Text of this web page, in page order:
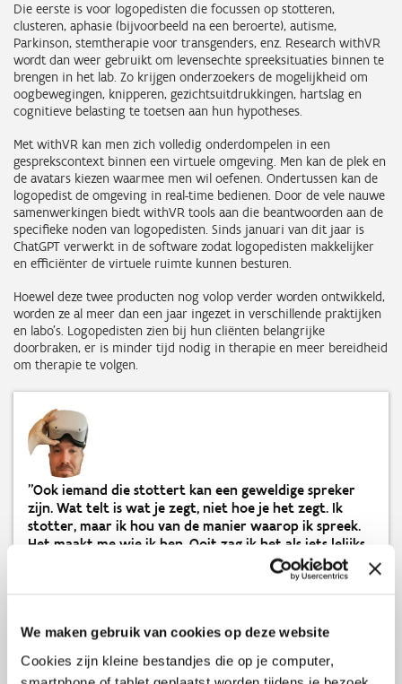
We maken gebruik van cookies op deze website
Cookies zijn kleine bestandjes die op je computer,
Die eerste is voor logopedisten die focussen op stotteren,
clusteren, aphasie (bijvoorbeeld na een beroerte), autisme,
Parkinson, stemtherapie voor transgenders, enz. Research withVR
wordt dan weer gebruikt om levensechte spreeksituaties binnen te
brengen in het lab. Zo krijgen onderzoekers de mogelijkheid om
oogbewegingen, knipperen, gezichtsuitdrukkingen, hartslag en
cognitieve belasting te toetsen aan hun hypotheses.
Met withVR kan men zich volledig onderdompelen in een
gesprekscontext binnen een virtuele omgeving. Men kan de plek en
de avatars kiezen waarmee men wil oefenen. Ondertussen kan de
logopedist de omgeving in real-time bedienen. Door de vele nauwe
samenwerkingen biedt withVR tools aan die beantwoorden aan de
specifieke noden van logopedisten. Sinds januari van dit jaar is
ChatGPT verwerkt in de software zodat logopedisten makkelijker
en efficiënter de virtuele ruimte kunnen besturen.
Hoewel deze twee producten nog volop verder worden ontwikkeld,
worden ze al meer dan een jaar ingezet in verschillende praktijken
en labo’s. Logopedisten zien bij hun cliënten belangrijke
doorbraken, er is minder tijd nodig in therapie en meer bereidheid
om therapie te volgen.
"Ook iemand die stottert kan een geweldige spreker
zijn. Wat telt is wat je zegt, niet hoe je het zegt. Ik
stotter, maar ik hou van de manier waarop ik spreek.
Het maakt me wie ik ben. Ooit zag ik het als iets lelijks,
nu wil ik mijn ervaring gebruiken om anderen te
Gareth Walkom
Oprichter van withVR